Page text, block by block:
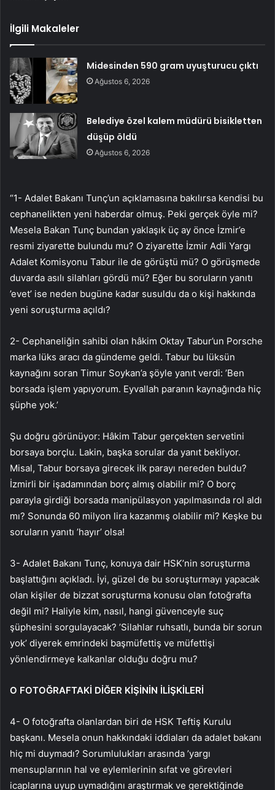
İlgili Makaleler
Midesinden 590 gram uyuşturucu çıktı
Ağustos 6, 2026
Belediye özel kalem müdürü bisikletten
düşüp öldü
Ağustos 6, 2026
“1- Adalet Bakanı Tunç’un açıklamasına bakılırsa kendisi bu
cephanelikten yeni haberdar olmuş. Peki gerçek öyle mi?
Mesela Bakan Tunç bundan yaklaşık üç ay önce İzmir’e
resmi ziyarette bulundu mu? O ziyarette İzmir Adli Yargı
Adalet Komisyonu Tabur ile de görüştü mü? O görüşmede
duvarda asılı silahları gördü mü? Eğer bu soruların yanıtı
’evet’ ise neden bugüne kadar susuldu da o kişi hakkında
yeni soruşturma açıldı?
2- Cephaneliğin sahibi olan hâkim Oktay Tabur’un Porsche
marka lüks aracı da gündeme geldi. Tabur bu lüksün
kaynağını soran Timur Soykan’a şöyle yanıt verdi: ’Ben
borsada işlem yapıyorum. Eyvallah paranın kaynağında hiç
şüphe yok.’
Şu doğru görünüyor: Hâkim Tabur gerçekten servetini
borsaya borçlu. Lakin, başka sorular da yanıt bekliyor.
Misal, Tabur borsaya girecek ilk parayı nereden buldu?
İzmirli bir işadamından borç almış olabilir mi? O borç
parayla girdiği borsada manipülasyon yapılmasında rol aldı
mı? Sonunda 60 milyon lira kazanmış olabilir mi? Keşke bu
soruların yanıtı ’hayır’ olsa!
3- Adalet Bakanı Tunç, konuya dair HSK’nin soruşturma
başlattığını açıkladı. İyi, güzel de bu soruşturmayı yapacak
olan kişiler de bizzat soruşturma konusu olan fotoğrafta
değil mi? Haliyle kim, nasıl, hangi güvenceyle suç
şüphesini sorgulayacak? ’Silahlar ruhsatlı, bunda bir sorun
yok’ diyerek emrindeki başmüfettiş ve müfettişi
yönlendirmeye kalkanlar olduğu doğru mu?
O FOTOĞRAFTAKİ DİĞER KİŞİNİN İLİŞKİLERİ
4- O fotoğrafta olanlardan biri de HSK Teftiş Kurulu
başkanı. Mesela onun hakkındaki iddiaları da adalet bakanı
hiç mi duymadı? Sorumlulukları arasında ’yargı
mensuplarının hal ve eylemlerinin sıfat ve görevleri
icaplarına uyup uymadığını araştırmak ve gerektiğinde